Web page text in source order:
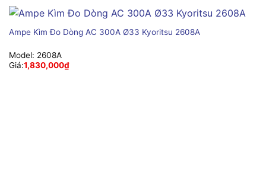
Ampe Kìm Đo Dòng AC 300A Ø33 Kyoritsu 2608A
Model: 2608A
Giá:1,830,000₫